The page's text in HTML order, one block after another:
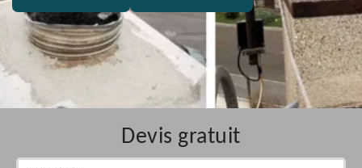
Devis gratuit